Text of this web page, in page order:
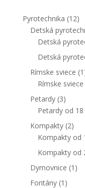
Pyrotechnika (12)
Detská
Detská
Detská
Rímske sviece
Rímske
Petardy (3)
Petardy od
Kompakty (2)
Kompakty od
Kompakty od
Dymovnice (1)
Fontány (1)